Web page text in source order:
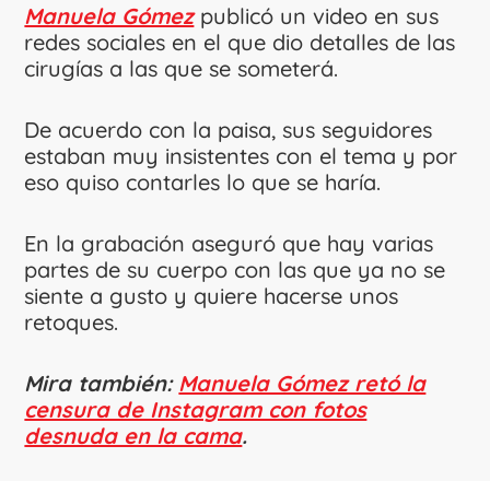
Manuela Gómezpublicó un video en sus
redes sociales en el que dio detalles de las
cirugías a las que se someterá.
De acuerdo con la paisa, sus seguidores
estaban muy insistentes con el tema y por
eso quiso contarles lo que se haría.
En la grabación aseguró que hay varias
partes de su cuerpo con las que ya no se
siente a gusto y quiere hacerse unos
retoques.
Mira también: Manuela Gómez retó la
censura de Instagram con fotos
desnuda en la cama.